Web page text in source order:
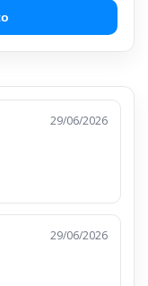
29/06/2026
29/06/2026